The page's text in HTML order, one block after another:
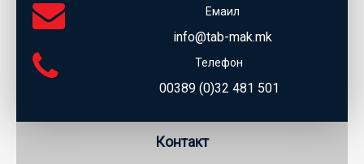
Емаил
info@tab-mak.mk
Телефон
00389 (0)32 481 501
Контакт